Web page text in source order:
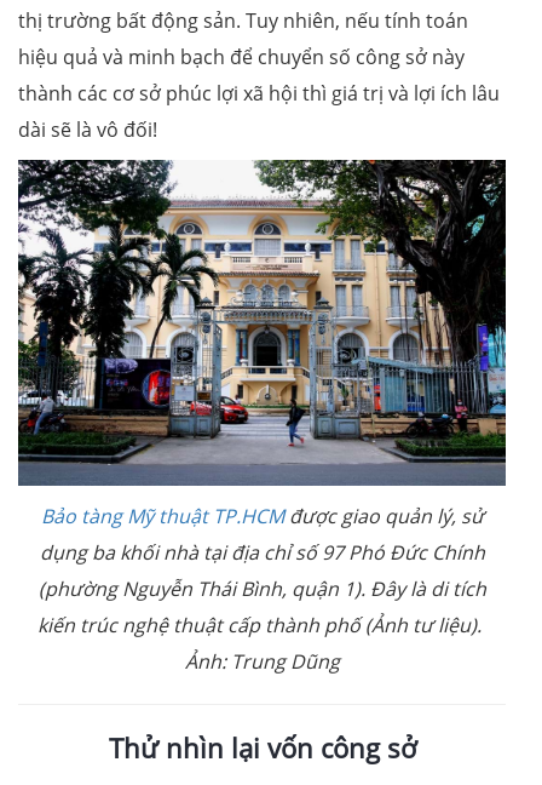
thị trường bất động sản. Tuy nhiên, nếu tính toán
hiệu quả và minh bạch để chuyển số công sở này
thành các cơ sở phúc lợi xã hội thì giá trị và lợi ích lâu
dài sẽ là vô đối!
Bảo tàng Mỹ thuật TP.HCMđược giao quản lý, sử
dụng ba khối nhà tại địa chỉ số 97 Phó Đức Chính
(phường Nguyễn Thái Bình, quận 1). Đây là di tích
kiến trúc nghệ thuật cấp thành phố (Ảnh tư liệu).
Ảnh: Trung Dũng
Thử nhìn lại vốn công sở